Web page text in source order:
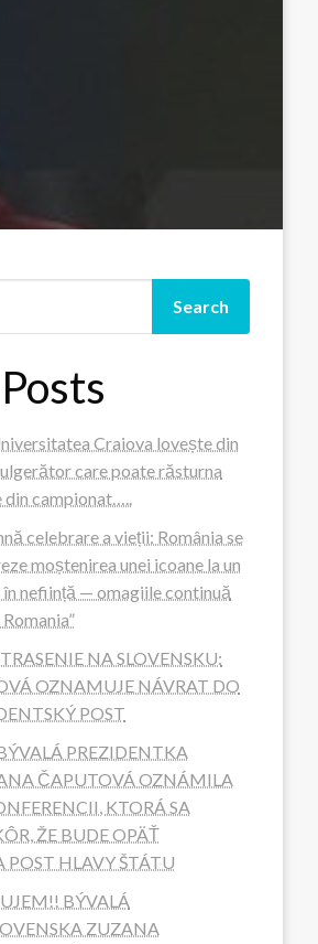
Search
Craiova lovește din
care poate răsturna
din campionat…..
celebrare a vieții: România se
moștenirea unei icoane la un
în neființă — omagiile continuă
NA SLOVENSKU:
OZNAMUJE NÁVRAT DO
POST
PREZIDENTKA
ČAPUTOVÁ OZNÁMILA
KTORÁ SA
ŽE BUDE OPÄŤ
HLAVY ŠTÁTU
BÝVALÁ
ZUZANA